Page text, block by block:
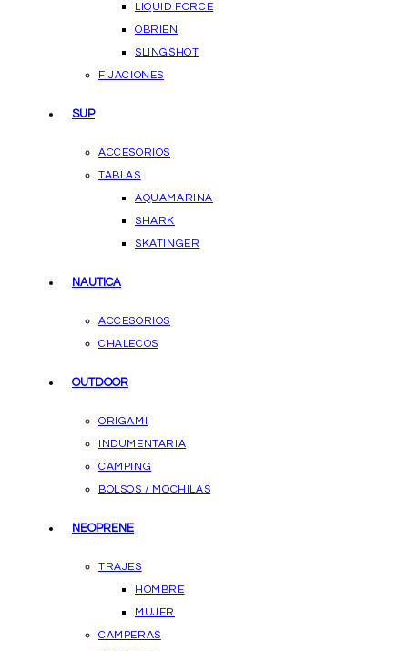
LIQUID FORCE
OBRIEN
SLINGSHOT
FIJACIONES
SUP
ACCESORIOS
TABLAS
AQUAMARINA
SHARK
SKATINGER
NAUTICA
ACCESORIOS
CHALECOS
OUTDOOR
ORIGAMI
INDUMENTARIA
CAMPING
BOLSOS / MOCHILAS
NEOPRENE
TRAJES
HOMBRE
MUJER
CAMPERAS